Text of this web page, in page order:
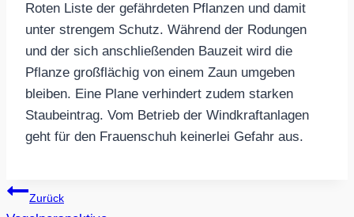
Roten Liste der gefährdeten Pflanzen und damit
unter strengem Schutz. Während der Rodungen
und der sich anschließenden Bauzeit wird die
Pflanze großflächig von einem Zaun umgeben
bleiben. Eine Plane verhindert zudem starken
Staubeintrag. Vom Betrieb der Windkraftanlagen
geht für den Frauenschuh keinerlei Gefahr aus.
Beitragsnavigation
Zurück